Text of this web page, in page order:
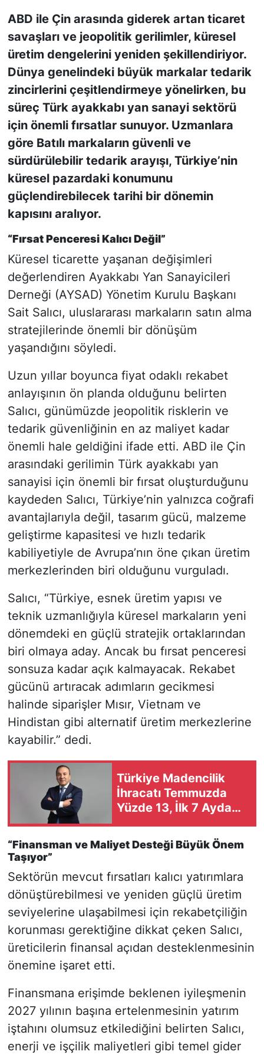
ABD ile Çin arasında giderek artan ticaret
savaşları ve jeopolitik gerilimler, küresel
üretim dengelerini yeniden şekillendiriyor.
Dünya genelindeki büyük markalar tedarik
zincirlerini çeşitlendirmeye yönelirken, bu
süreç Türk ayakkabı yan sanayi sektörü
için önemli fırsatlar sunuyor. Uzmanlara
göre Batılı markaların güvenli ve
sürdürülebilir tedarik arayışı, Türkiye’nin
küresel pazardaki konumunu
güçlendirebilecek tarihi bir dönemin
kapısını aralıyor.
“Fırsat Penceresi Kalıcı Değil”
Küresel ticarette yaşanan değişimleri
değerlendiren Ayakkabı Yan Sanayicileri
Derneği (AYSAD) Yönetim Kurulu Başkanı
Sait Salıcı, uluslararası markaların satın alma
stratejilerinde önemli bir dönüşüm
yaşandığını söyledi.
Uzun yıllar boyunca fiyat odaklı rekabet
anlayışının ön planda olduğunu belirten
Salıcı, günümüzde jeopolitik risklerin ve
tedarik güvenliğinin en az maliyet kadar
önemli hale geldiğini ifade etti. ABD ile Çin
arasındaki gerilimin Türk ayakkabı yan
sanayisi için önemli bir fırsat oluşturduğunu
kaydeden Salıcı, Türkiye’nin yalnızca coğrafi
avantajlarıyla değil, tasarım gücü, malzeme
geliştirme kapasitesi ve hızlı tedarik
kabiliyetiyle de Avrupa’nın öne çıkan üretim
merkezlerinden biri olduğunu vurguladı.
Salıcı, “Türkiye, esnek üretim yapısı ve
teknik uzmanlığıyla küresel markaların yeni
dönemdeki en güçlü stratejik ortaklarından
biri olmaya aday. Ancak bu fırsat penceresi
sonsuza kadar açık kalmayacak. Rekabet
gücünü artıracak adımların gecikmesi
halinde siparişler Mısır, Vietnam ve
Hindistan gibi alternatif üretim merkezlerine
kayabilir.” dedi.
Türkiye Madencilik
İhracatı Temmuzda
Yüzde 13, İlk 7 Ayda
“Finansman ve Maliyet Desteği Büyük Önem
Taşıyor”
Sektörün mevcut fırsatları kalıcı yatırımlara
dönüştürebilmesi ve yeniden güçlü üretim
seviyelerine ulaşabilmesi için rekabetçiliğin
korunması gerektiğine dikkat çeken Salıcı,
üreticilerin finansal açıdan desteklenmesinin
önemine işaret etti.
Finansmana erişimde beklenen iyileşmenin
2027 yılının başına ertelenmesinin yatırım
iştahını olumsuz etkilediğini belirten Salıcı,
enerji ve işçilik maliyetleri gibi temel gider
KONGRE HABERLERİ
KONGRE TAKVİMİ
RÖPORTAJLAR
BİYOGRAFİLER